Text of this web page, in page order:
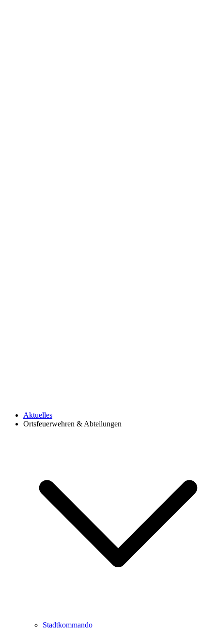
Aktuelles
Ortsfeuerwehren & Abteilungen
Stadtkommando